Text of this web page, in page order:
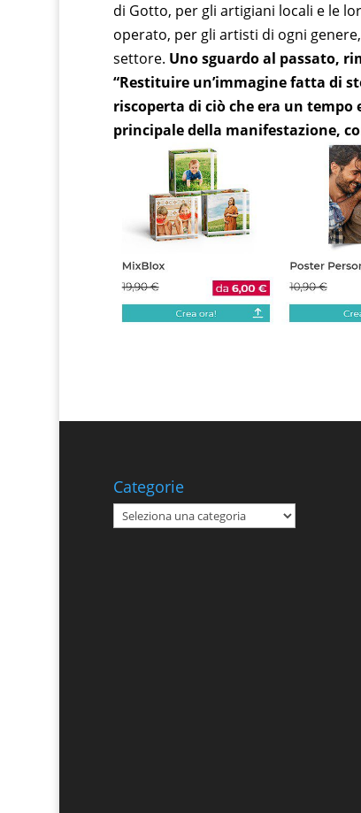
di Gotto, per gli artigiani locali e le
operato, per gli artisti di ogni
settore. Uno sguardo al passato,
“Restituire un’immagine fatta di
riscoperta di ciò che era un tempo
principale della manifestazione,
Categorie
Categorie